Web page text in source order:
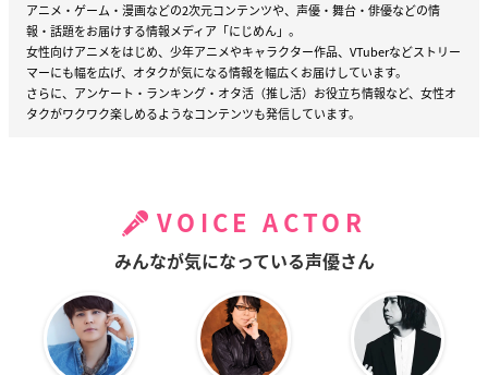
アニメ・ゲーム・漫画などの2次元コンテンツや、声優・舞台・俳優などの情
報・話題をお届けする情報メディア「にじめん」。
女性向けアニメをはじめ、少年アニメやキャラクター作品、VTuberなどストリー
マーにも幅を広げ、オタクが気になる情報を幅広くお届けしています。
さらに、アンケート・ランキング・オタ活（推し活）お役立ち情報など、女性オ
タクがワクワク楽しめるようなコンテンツも発信しています。
VOICE ACTOR
みんなが気になっている声優さん